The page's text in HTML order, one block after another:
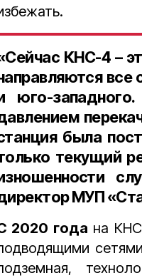
КНС-4 –
все
юго-
была
текущий
МУП
2020 года на